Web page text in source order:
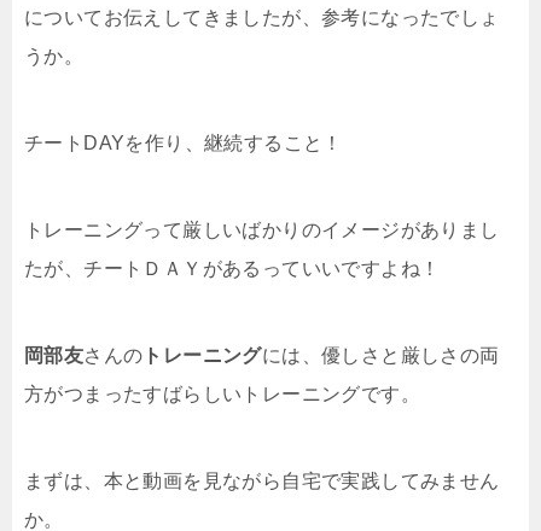
についてお伝えしてきましたが、参考になったでしょ
うか。
チートDAYを作り、継続すること！
トレーニングって厳しいばかりのイメージがありまし
たが、チートＤＡＹがあるっていいですよね！
岡部友さんの トレーニングには、優しさと厳しさの両
方がつまったすばらしいトレーニングです。
まずは、本と動画を見ながら自宅で実践してみません
か。